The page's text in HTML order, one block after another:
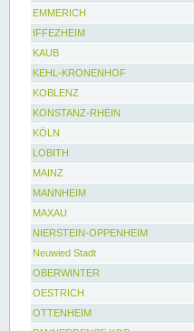
EMMERICH
IFFEZHEIM
KAUB
KEHL-KRONENHOF
KOBLENZ
KONSTANZ-RHEIN
KÖLN
LOBITH
MAINZ
MANNHEIM
MAXAU
NIERSTEIN-OPPENHEIM
Neuwied Stadt
OBERWINTER
OESTRICH
OTTENHEIM